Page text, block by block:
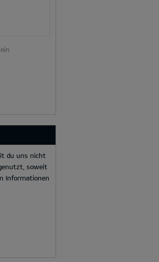
du uns nicht
soweit
Informationen